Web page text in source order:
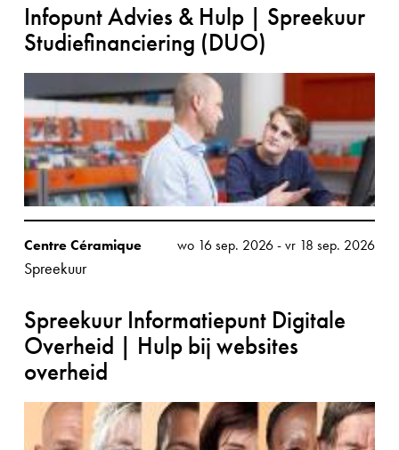
Infopunt Advies & Hulp | Spreekuur
Studiefinanciering (DUO)
Centre Céramique
Spreekuur
wo 16 sep. 2026-vr 18 sep. 2026
Spreekuur Informatiepunt Digitale
Overheid | Hulp bij websites
overheid